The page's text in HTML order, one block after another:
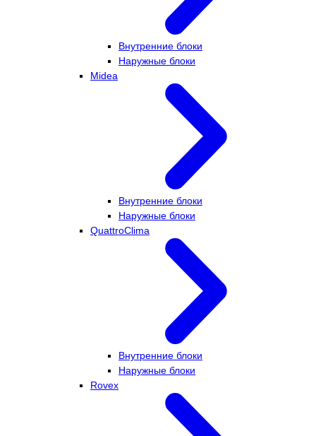
Внутренние блоки
Наружные блоки
Midea
Внутренние блоки
Наружные блоки
QuattroClima
Внутренние блоки
Наружные блоки
Rovex